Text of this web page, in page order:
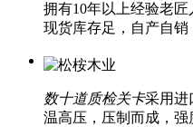
拥有10年以上经验老
现货库存足，自产自销
数十道质检关卡采用进
温高压，压制而成，